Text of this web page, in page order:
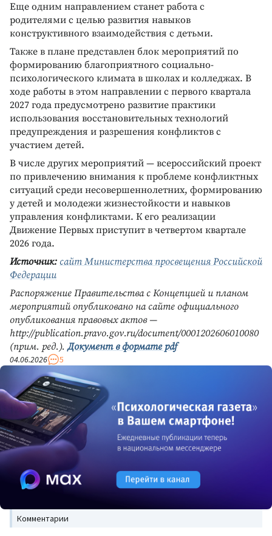
Еще одним направлением станет работа с
родителями с целью развития навыков
конструктивного взаимодействия с детьми.
Также в плане представлен блок мероприятий по
формированию благоприятного социально-
психологического климата в школах и колледжах. В
ходе работы в этом направлении с первого квартала
2027 года предусмотрено развитие практики
использования восстановительных технологий
предупреждения и разрешения конфликтов с
участием детей.
В числе других мероприятий — всероссийский проект
по привлечению внимания к проблеме конфликтных
ситуаций среди несовершеннолетних, формированию
у детей и молодежи жизнестойкости и навыков
управления конфликтами. К его реализации
Движение Первых приступит в четвертом квартале
2026 года.
Источник: сайт Министерства просвещения Российской
Федерации
Распоряжение Правительства с Концепцией и планом
мероприятий опубликовано на сайте официального
опубликования правовых актов —
http://publication.pravo.gov.ru/document/0001202606010080
(прим. ред.).Документ в формате pdf
04.06.2026 5
Комментарии